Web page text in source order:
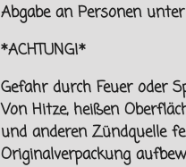
Abgabe an Personen unter
*ACHTUNG!*
Gefahr durch Feuer oder
Von Hitze, heißen
und anderen Zündquelle
Originalverpackung